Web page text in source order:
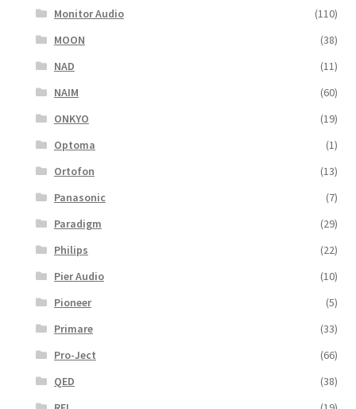
Monitor Audio
(110)
MOON
(38)
NAD
(11)
NAIM
(60)
ONKYO
(19)
Optoma
(1)
Ortofon
(13)
Panasonic
(7)
Paradigm
(29)
Philips
(22)
Pier Audio
(10)
Pioneer
(5)
Primare
(33)
Pro-Ject
(66)
QED
(38)